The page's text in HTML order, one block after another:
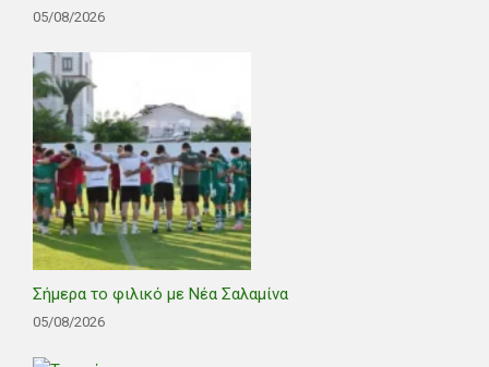
05/08/2026
Σήμερα το φιλικό με Νέα Σαλαμίνα
05/08/2026